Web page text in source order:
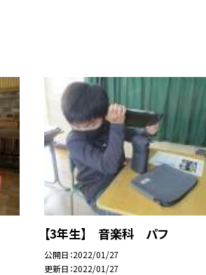
【3年生】 音楽科 パフ
公開日 2022/01/27
更新日 2022/01/27